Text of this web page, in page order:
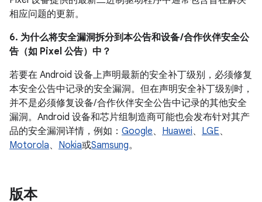
相应问题的更新。
6. 为什么将安全漏洞拆分到本公告和设备 /合作伙伴安全公
告（如 Pixel 公告）中？
若要在 Android 设备上声明最新的安全补丁级别，必须修复
本安全公告中记录的安全漏洞。但在声明安全补丁级别时，
并不是必须修复设备/ 合作伙伴安全公告中记录的其他安全
漏洞。Android 设备和芯片组制造商可能也会发布针对其产
品的安全漏洞详情，例如： Google、 Huawei、 LGE、
Motorola、 Nokia或Samsung。
版本